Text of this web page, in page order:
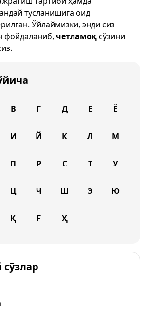
тусланишига оид
Ўйлаймизки, энди сиз
фойдаланиб, четламоқсўзини
В Г Д Е Ё
И Й К Л М
П Р С Т У
Ц Ч Ш Э Ю
Қ Ғ Ҳ